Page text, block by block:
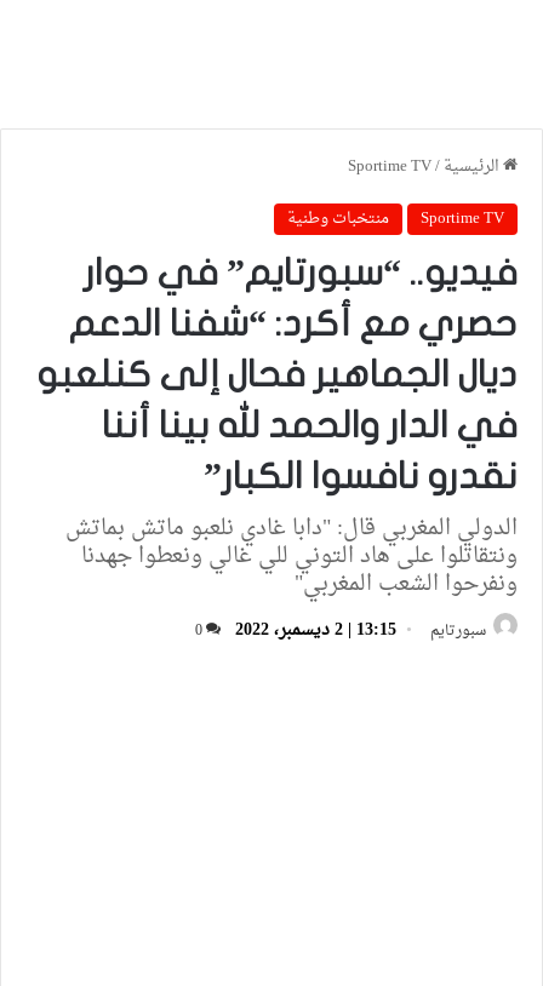
الرئيسية/
Sportime TV
Sportime TV
منتخبات وطنية
فيديو.. “سبورتايم” في حوار
حصري مع أكرد: “شفنا الدعم
ديال الجماهير فحال إلى كنلعبو
في الدار والحمد لله بينا أننا
نقدرو نافسوا الكبار”
الدولي المغربي قال: "دابا غادي نلعبو ماتش بماتش
ونتقاتلوا على هاد التوني للي غالي ونعطوا جهدنا
ونفرحوا الشعب المغربي"
سبورتايم 13:15 | 2 ديسمبر، 2022 0